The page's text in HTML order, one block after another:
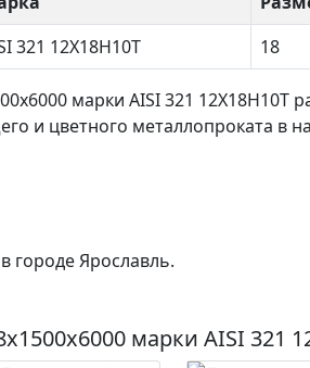
321 12Х18Н10Т 18
марки AISI 321 12Х18Н10Т
и цветного металлопроката в
городе Ярославль.
марки AISI 321